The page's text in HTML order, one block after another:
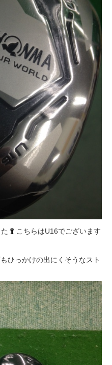
こちらはU16でございます
ひっかけの出にくそうなスト